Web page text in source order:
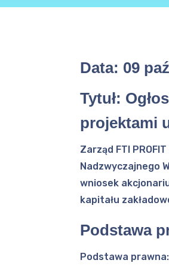
Data: 09
Tytuł:
projektami
Zarząd FTI
Nadzwyczajnego
wniosek
kapitału
Podstawa
Podstawa